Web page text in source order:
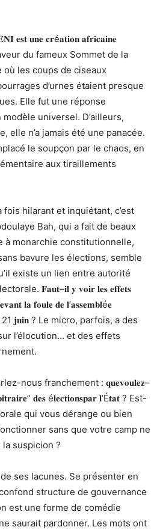
𝐞𝐬𝐭 𝐮𝐧𝐞 𝐜𝐫é𝐚𝐭𝐢𝐨𝐧 𝐚𝐟𝐫𝐢𝐜𝐚𝐢𝐧𝐞
du fameux Sommet de la
où les coups de ciseaux
d’urnes étaient presque
Elle fut une réponse
universel. D’ailleurs,
elle n’a jamais été une panacée.
le soupçon par le chaos, en
aux tiraillements
fois hilarant et inquiétant, c’est
Bah, qui a fait de beaux
à monarchie constitutionnelle,
bavure les élections, semble
existe un lien entre autorité
𝐅𝐚𝐮𝐭–𝐢𝐥 𝐲 𝐯𝐨𝐢𝐫 𝐥𝐞𝐬 𝐞𝐟𝐟𝐞𝐭𝐬
𝐥𝐚 𝐟𝐨𝐮𝐥𝐞 𝐝𝐞 𝐥’𝐚𝐬𝐬𝐞𝐦𝐛𝐥é𝐞
21 𝐣𝐮𝐢𝐧 ? Le micro, parfois, a des
l’élocution… et des effets
nous franchement : 𝐪𝐮𝐞𝐯𝐨𝐮𝐥𝐞𝐳–
” 𝐝𝐞𝐬 é𝐥𝐞𝐜𝐭𝐢𝐨𝐧𝐬𝐩𝐚𝐫 𝐥’É𝐭𝐚𝐭 ? Est-
qui vous dérange ou bien
sans que votre camp ne
suspicion ?
ses lacunes. Se présenter en
structure de gouvernance
est une forme de comédie
saurait pardonner. Les mots ont